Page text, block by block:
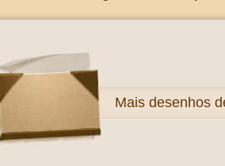
Mais desenhos